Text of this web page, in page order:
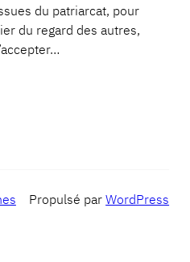
du patriarcat, pour
du regard des autres,
Propulsé parWordPress